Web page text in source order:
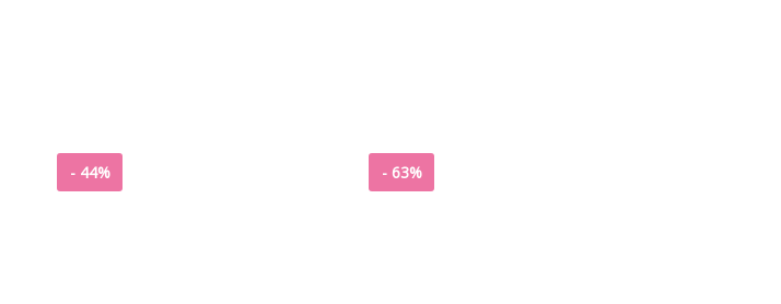
- 44% - 63%